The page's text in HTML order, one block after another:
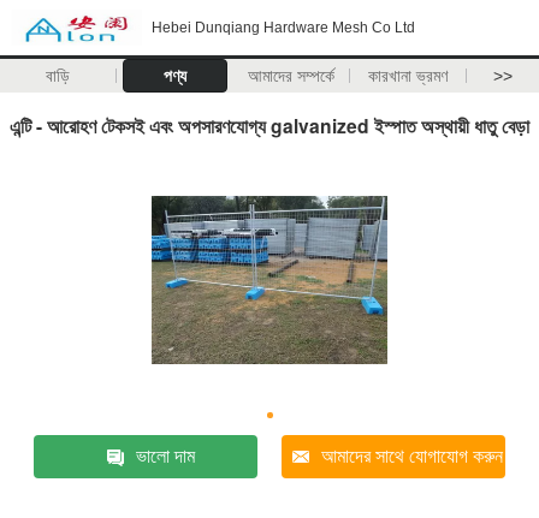
Hebei Dunqiang Hardware Mesh Co Ltd
বাড়ি পণ্য আমাদের সম্পর্কে কারখানা ভ্রমণ >>
এন্টি - আরোহণ টেকসই এবং অপসারণযোগ্য galvanized ইস্পাত অস্থায়ী ধাতু বেড়া
ভালো দাম আমাদের সাথে যোগাযোগ করুন